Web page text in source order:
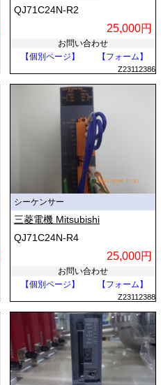
QJ71C24N-R2
25,000円
お問い合わせ
【個別ページ】
【フォーム】
Z23112386
シーケンサー
三菱電機 Mitsubishi
QJ71C24N-R4
25,000円
お問い合わせ
【個別ページ】
【フォーム】
Z23112388